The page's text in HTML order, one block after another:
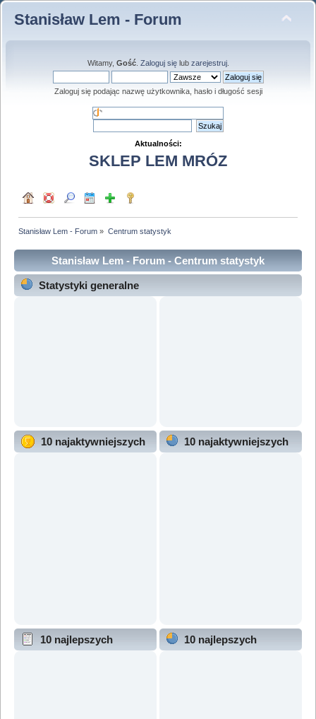
Stanisław Lem - Forum
Witamy, Gość. Zaloguj sięlub zarejestruj.
Zaloguj się podając nazwę użytkownika, hasło i długość sesji
Aktualności:
SKLEP LEM MRÓZ
Stanisław Lem - Forum » Centrum statystyk
Stanisław Lem - Forum - Centrum statystyk
Statystyki generalne
10 najaktywniejszych
10 najaktywniejszych
10 najlepszych
10 najlepszych